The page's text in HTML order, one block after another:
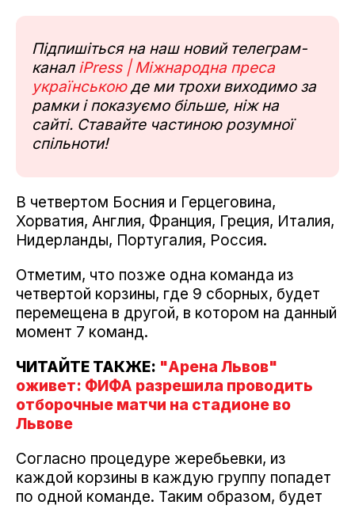
Підпишіться на наш новий телеграм-
канал iPress | Міжнародна преса
українськоюде ми трохи виходимо за
рамки і показуємо більше, ніж на
сайті. Ставайте частиною розумної
спільноти!
В четвертом Босния и Герцеговина,
Хорватия, Англия, Франция, Греция, Италия,
Нидерланды, Португалия, Россия.
Отметим, что позже одна команда из
четвертой корзины, где 9 сборных, будет
перемещена в другой, в котором на данный
момент 7 команд.
ЧИТАЙТЕ ТАКЖЕ: "Арена Львов"
оживет: ФИФА разрешила проводить
отборочные матчи на стадионе во
Львове
Согласно процедуре жеребьевки, из
каждой корзины в каждую группу попадет
по одной команде. Таким образом, будет